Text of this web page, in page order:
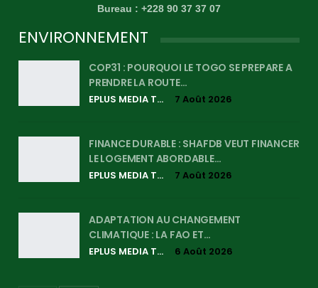
Bureau : +228 90 37 37 07
ENVIRONNEMENT
COP31 : POURQUOI LE TOGO SE PREPARE A
PRENDRE LA ROUTE…
EPLUS MEDIA TV 7 Août 2026
FINANCE DURABLE : SHAFDB VEUT FINANCER
LE LOGEMENT ABORDABLE…
EPLUS MEDIA TV 7 Août 2026
ADAPTATION AU CHANGEMENT
CLIMATIQUE : LA FAO ET…
EPLUS MEDIA TV 6 Août 2026